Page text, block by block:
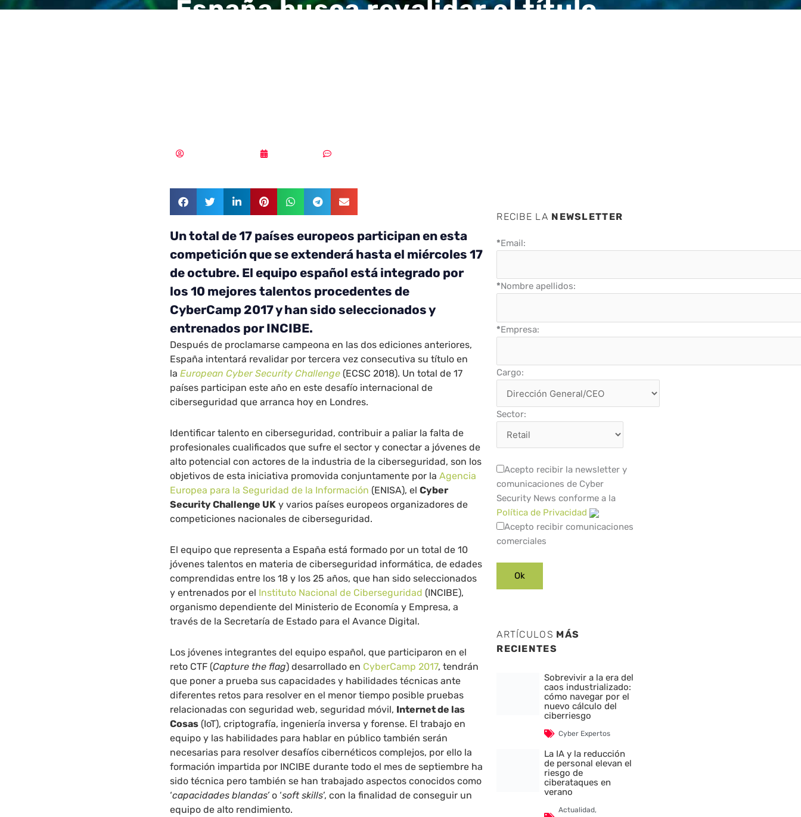
España busca revalidar el título
Un total de 17 países europeos participan en esta
competición que se extenderá hasta el miércoles 17
de octubre. El equipo español está integrado por
los 10 mejores talentos procedentes de
CyberCamp 2017 y han sido seleccionados y
entrenados por INCIBE.
Después de proclamarse campeona en las dos ediciones anteriores,
España intentará revalidar por tercera vez consecutiva su título en
laEuropean Cyber Security Challenge (ECSC 2018). Un total de 17
países participan este año en este desafío internacional de
ciberseguridad que arranca hoy en Londres.
Identificar talento en ciberseguridad, contribuir a paliar la falta de
profesionales cualificados que sufre el sector y conectar a jóvenes de
alto potencial con actores de la industria de la ciberseguridad, son los
objetivos de esta iniciativa promovida conjuntamente por laAgencia
Europea para la Seguridad de la Información (ENISA), elCyber
Security Challenge UK y varios países europeos organizadores de
competiciones nacionales de ciberseguridad.
El equipo que representa a España está formado por un total de 10
jóvenes talentos en materia de ciberseguridad informática, de edades
comprendidas entre los 18 y los 25 años, que han sido seleccionados
y entrenados por el Instituto Nacional de Ciberseguridad (INCIBE),
organismo dependiente del Ministerio de Economía y Empresa, a
través de la Secretaría de Estado para el Avance Digital.
Los jóvenes integrantes del equipo español, que participaron en el
reto CTF (Capture the flag) desarrollado en CyberCamp 2017, tendrán
que poner a prueba sus capacidades y habilidades técnicas ante
diferentes retos para resolver en el menor tiempo posible pruebas
relacionadas con seguridad web, seguridad móvil, Internet de las
Cosas (IoT), criptografía, ingeniería inversa y forense. El trabajo en
equipo y las habilidades para hablar en público también serán
necesarias para resolver desafíos cibernéticos complejos, por ello la
formación impartida por INCIBE durante todo el mes de septiembre ha
sido técnica pero también se han trabajado aspectos conocidos como
‘capacidades blandas’o ‘soft skills’, con la finalidad de conseguir un
equipo de alto rendimiento.
RECIBE LA NEWSLETTER
*Email:
*Nombre apellidos:
*Empresa:
Cargo:
Sector:
Acepto recibir la newsletter y
comunicaciones de Cyber
Security News conforme a la
Política de Privacidad
Acepto recibir comunicaciones
comerciales
ARTÍCULOS MÁS
RECIENTES
Sobrevivir a la era del
caos industrializado:
cómo navegar por el
nuevo cálculo del
ciberriesgo
Cyber Expertos
La IA y la reducción
de personal elevan el
riesgo de
ciberataques en
verano
Actualidad,